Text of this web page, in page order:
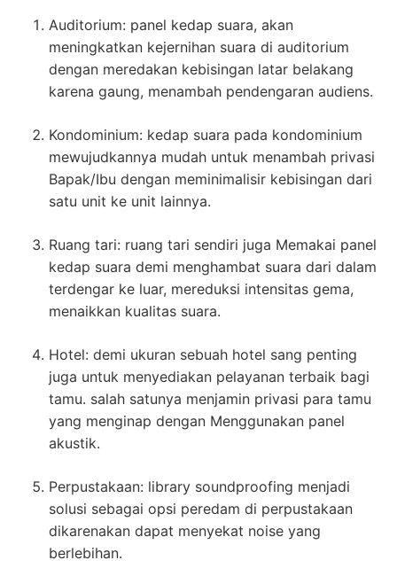
Auditorium: panel kedap suara, akan
meningkatkan kejernihan suara di auditorium
dengan meredakan kebisingan latar belakang
karena gaung, menambah pendengaran audiens.
Kondominium: kedap suara pada kondominium
mewujudkannya mudah untuk menambah privasi
Bapak/Ibu dengan meminimalisir kebisingan dari
satu unit ke unit lainnya.
Ruang tari: ruang tari sendiri juga Memakai panel
kedap suara demi menghambat suara dari dalam
terdengar ke luar, mereduksi intensitas gema,
menaikkan kualitas suara.
Hotel: demi ukuran sebuah hotel sang penting
juga untuk menyediakan pelayanan terbaik bagi
tamu. salah satunya menjamin privasi para tamu
yang menginap dengan Menggunakan panel
akustik.
Perpustakaan: library soundproofing menjadi
solusi sebagai opsi peredam di perpustakaan
dikarenakan dapat menyekat noise yang
berlebihan.